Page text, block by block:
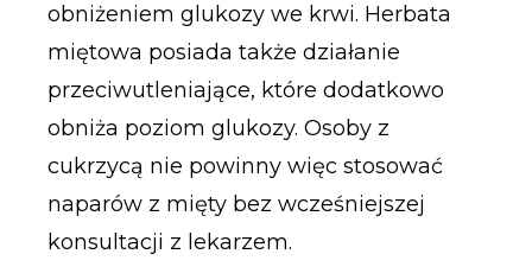
obniżeniem glukozy we krwi. Herbata
miętowa posiada także działanie
przeciwutleniające, które dodatkowo
obniża poziom glukozy. Osoby z
cukrzycą nie powinny więc stosować
naparów z mięty bez wcześniejszej
konsultacji z lekarzem.